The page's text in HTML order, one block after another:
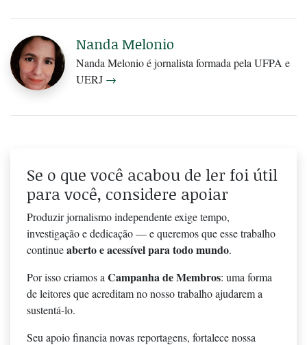
Nanda Melonio
Nanda Melonio é jornalista formada pela UFPA e
UERJ →
Se o que você acabou de ler foi útil
para você, considere apoiar
Produzir jornalismo independente exige tempo,
investigação e dedicação — e queremos que esse trabalho
continueaberto e acessível para todo mundo.
Por isso criamos aCampanha de Membros: uma forma
de leitores que acreditam no nosso trabalho ajudarem a
sustentá-lo.
Seu apoio financia novas reportagens, fortalece nossa